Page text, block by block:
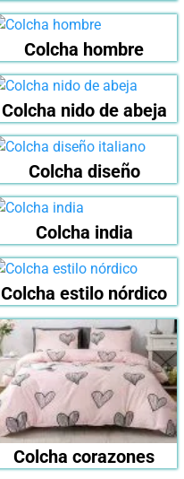
Colcha hombre
Colcha nido de abeja
Colcha diseño
Colcha india
Colcha estilo nórdico
Colcha corazones